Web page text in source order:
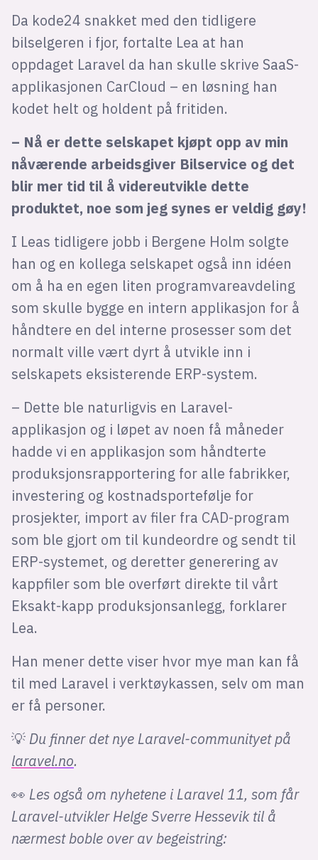
Da kode24 snakket med den tidligere
bilselgeren i fjor, fortalte Lea at han
oppdaget Laravel da han skulle skrive SaaS-
applikasjonen CarCloud – en løsning han
kodet helt og holdent på fritiden.
– Nå er dette selskapet kjøpt opp av min
nåværende arbeidsgiver Bilservice og det
blir mer tid til å videreutvikle dette
produktet, noe som jeg synes er veldig gøy!
I Leas tidligere jobb i Bergene Holm solgte
han og en kollega selskapet også inn idéen
om å ha en egen liten programvareavdeling
som skulle bygge en intern applikasjon for å
håndtere en del interne prosesser som det
normalt ville vært dyrt å utvikle inn i
selskapets eksisterende ERP-system.
– Dette ble naturligvis en Laravel-
applikasjon og i løpet av noen få måneder
hadde vi en applikasjon som håndterte
produksjonsrapportering for alle fabrikker,
investering og kostnadsportefølje for
prosjekter, import av filer fra CAD-program
som ble gjort om til kundeordre og sendt til
ERP-systemet, og deretter generering av
kappfiler som ble overført direkte til vårt
Eksakt-kapp produksjonsanlegg, forklarer
Lea.
Han mener dette viser hvor mye man kan få
til med Laravel i verktøykassen, selv om man
er få personer.
💡 Du finner det nye Laravel-communityet på
laravel.no.
👀 Les også om nyhetene i Laravel 11, som får
Laravel-utvikler Helge Sverre Hessevik til å
nærmest boble over av begeistring: